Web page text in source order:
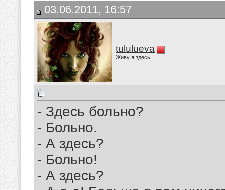
03.06.2011, 16:57
tululueva
Живу я здесь
- Здесь больно?
- Больно.
- А здесь?
- Больно!
- А здесь?